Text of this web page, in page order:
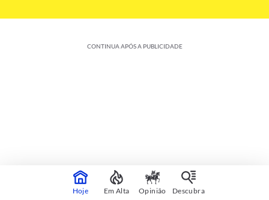
CONTINUA APÓS A PUBLICIDADE
Colunistas
Hoje Em Alta Opinião Descubra